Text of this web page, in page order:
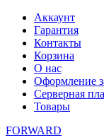
Перейти
содержимому
Аккаунт
Гарантия
Контакты
Корзина
О нас
Оформление
Серверная
Товары
FORWARD